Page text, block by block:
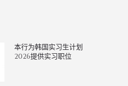
本行为韩国实习生计划
2026提供实习职位